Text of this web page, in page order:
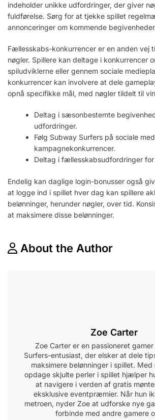
indeholder unikke udfordringer, der giver
fuldførelse. Sørg for at tjekke spillet
annonceringer om kommende
Fællesskabs-konkurrencer er en anden vej
nøgler. Spillere kan deltage i konkurrencer
spiludviklerne eller gennem sociale
konkurrencer kan involvere at dele
opnå specifikke mål, med nøgler tildelt til
Deltag i sæsonbestemte
udfordringer.
Følg Subway Surfers på sociale
kampagnekonkurrencer.
Deltag i fællesskabsudfordringer for
Endelig kan daglige login-bonusser også
at logge ind i spillet hver dag kan spillere
belønninger, herunder nøgler, over tid.
at maksimere disse belønninger.
About the Author
Zoe Carter
Zoe Carter er en passioneret
Surfers-entusiast, der elsker at dele
maksimere belønninger i spillet. Med
opdage skjulte perler i spillet hjælper
at navigere i verden af gratis
eksklusive eventpræmier. Når hun
metroen, nyder Zoe at udforske nye
forbinde med andre gamere